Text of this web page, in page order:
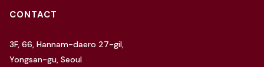
CONTACT
3F, 66, Hannam-daero 27-gil,
Yongsan-gu, Seoul